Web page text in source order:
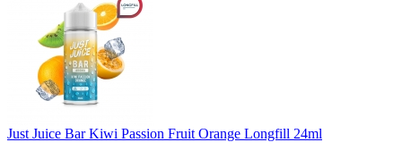
Just Juice Bar Kiwi Passion Fruit Orange Longfill 24ml